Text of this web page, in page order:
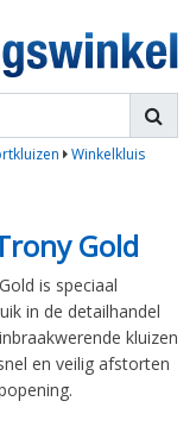
Winkelkluis
Gold
is speciaal
in de detailhandel
kluizen
en veilig afstorten